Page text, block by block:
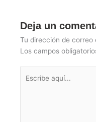
Deja un
Tu dirección de correo
Los campos
aquí...